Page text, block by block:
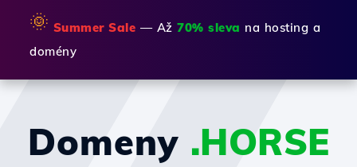
🌞 Summer Sale — Až 70% sleva na hosting a
domény
Domeny .HORSE